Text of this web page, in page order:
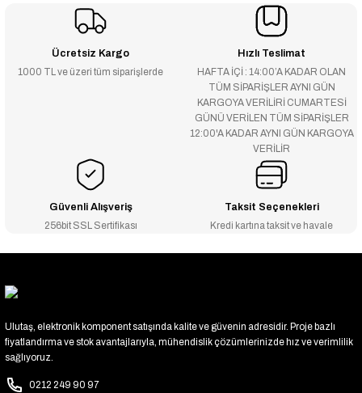
Ücretsiz Kargo
1000 TL ve üzeri tüm siparişlerde
Hızlı Teslimat
HAFTA İÇİ : 14:00’A KADAR OLAN
TÜM SİPARİŞLER AYNI GÜN
KARGOYA VERİLİRİ CUMARTESİ
GÜNÜ VERİLEN TÜM SİPARİŞLER
12:00'A KADAR AYNI GÜN KARGOYA
VERİLİR
Güvenli Alışveriş
256bit SSL Sertifikası
Taksit Seçenekleri
Kredi kartına taksit ve havale
Ulutaş, elektronik komponent satışında kalite ve güvenin adresidir. Proje bazlı
fiyatlandırma ve stok avantajlarıyla, mühendislik çözümlerinizde hız ve verimlilik
sağlıyoruz.
0212 249 90 97